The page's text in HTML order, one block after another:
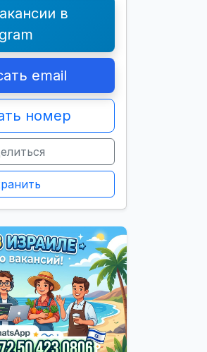
в
email
номер